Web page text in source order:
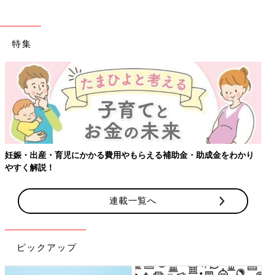
特集
妊娠・出産・育児にかかる費用やもらえる補助金・助成金をわかり
やすく解説！
連載一覧へ
ピックアップ